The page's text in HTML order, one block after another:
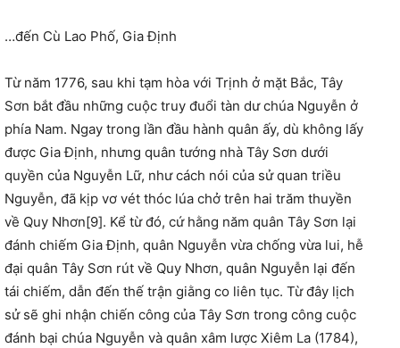
…đến Cù Lao Phố, Gia Định
Từ năm 1776, sau khi tạm hòa với Trịnh ở mặt Bắc, Tây
Sơn bắt đầu những cuộc truy đuổi tàn dư chúa Nguyễn ở
phía Nam. Ngay trong lần đầu hành quân ấy, dù không lấy
được Gia Định, nhưng quân tướng nhà Tây Sơn dưới
quyền của Nguyễn Lữ, như cách nói của sử quan triều
Nguyễn, đã kịp vơ vét thóc lúa chở trên hai trăm thuyền
về Quy Nhơn[9]. Kể từ đó, cứ hằng năm quân Tây Sơn lại
đánh chiếm Gia Định, quân Nguyễn vừa chống vừa lui, hễ
đại quân Tây Sơn rút về Quy Nhơn, quân Nguyễn lại đến
tái chiếm, dẫn đến thế trận giằng co liên tục. Từ đây lịch
sử sẽ ghi nhận chiến công của Tây Sơn trong công cuộc
đánh bại chúa Nguyễn và quân xâm lược Xiêm La (1784),